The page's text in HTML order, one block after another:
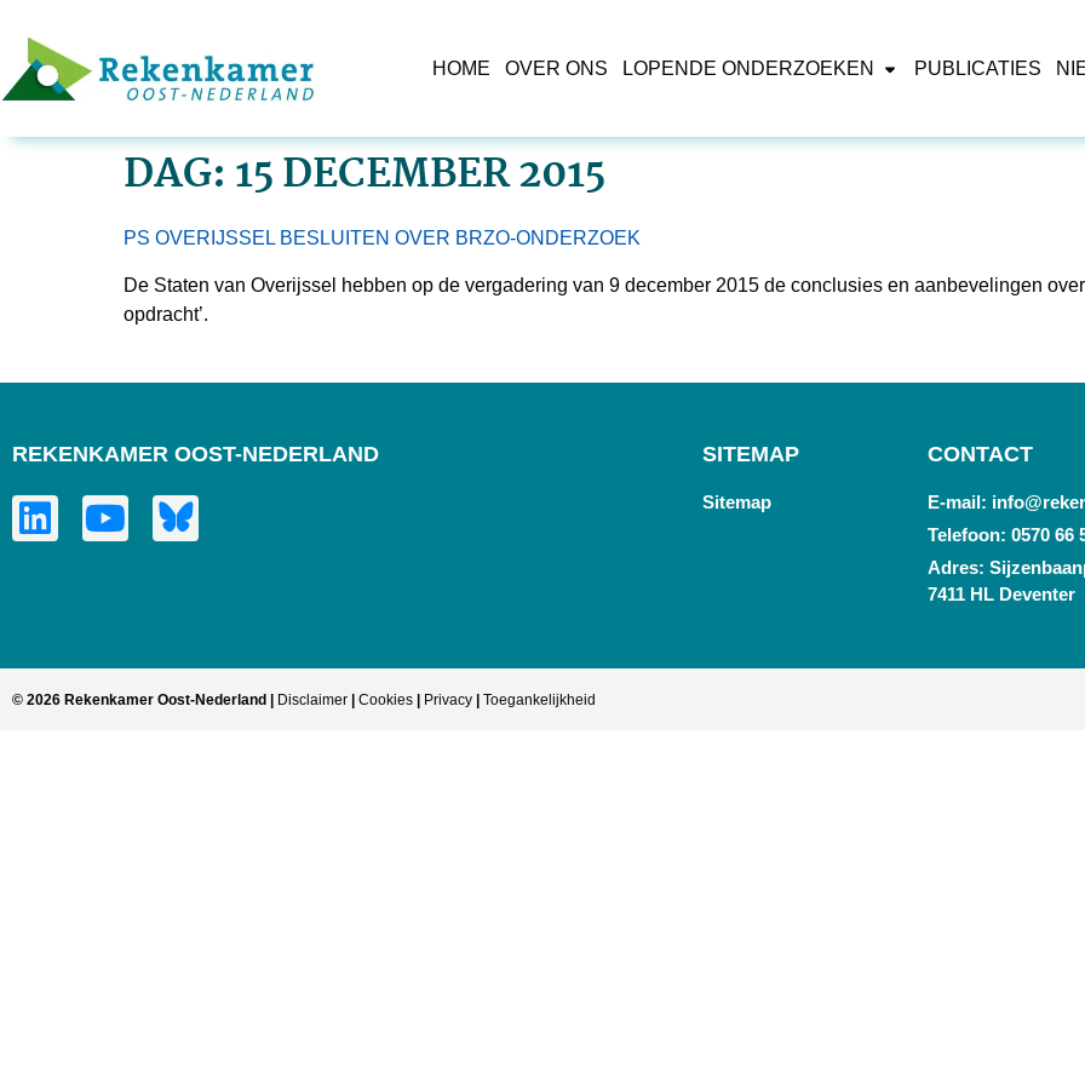
HOME OVER ONS LOPENDE ONDERZOEKEN PUBLICATIES
DAG: 15 DECEMBER 2015
PS OVERIJSSEL BESLUITEN OVER BRZO-ONDERZOEK
De Staten van Overijssel hebben op de vergadering van 9 december 2015 de conclusies en aanbevelingen
opdracht’.
REKENKAMER OOST-NEDERLAND SITEMAP
Sitemap
CONTACT
E-mail:
Telefoon: 0570 66
Adres:
7411 HL Deventer
© 2026 Rekenkamer Oost-Nederland | Disclaimer Cookies Privacy Toegankelijkheid